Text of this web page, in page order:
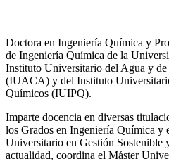
Doctora en Ingeniería Química y
de Ingeniería Química de la
Instituto Universitario del Agua y
(IUACA) y del Instituto
Químicos (IUIPQ).
Imparte docencia en diversas
los Grados en Ingeniería Química y
Universitario en Gestión Sostenible
actualidad, coordina el Máster